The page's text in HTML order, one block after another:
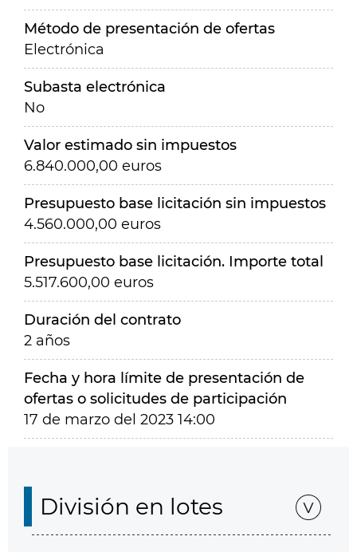
Método de presentación de ofertas
Electrónica
Subasta electrónica
No
Valor estimado sin impuestos
6.840.000,00 euros
Presupuesto base licitación sin impuestos
4.560.000,00 euros
Presupuesto base licitación. Importe total
5.517.600,00 euros
Duración del contrato
2 años
Fecha y hora límite de presentación de
ofertas o solicitudes de participación
17 de marzo del 2023 14:00
División en lotes